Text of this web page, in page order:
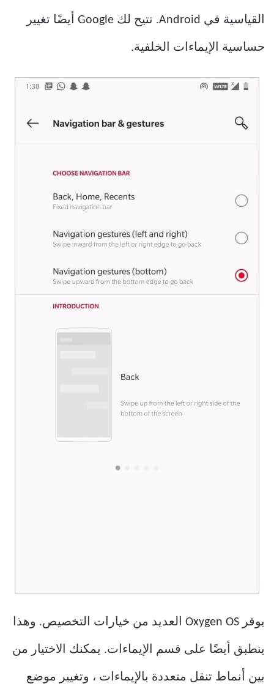
القياسية في Android. تتيح لك Google أيضًا تغيير
حساسية الإيماءات الخلفية.
يوفر Oxygen OS العديد من خيارات التخصيص. وهذا
ينطبق أيضًا على قسم الإيماءات. يمكنك الاختيار من
بين أنماط تنقل متعددة بالإيماءات ، وتغيير موضع